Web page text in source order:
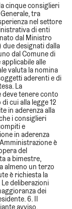
cinque consiglieri
tra
nel settore
di enti
dal Ministro
designati dalla
dal Comune di
alle
valuta la nomina
aderenti e di
La
tenere conto
cui alla legge 12
in aderenza alla
i consiglieri
e
in aderenza
è
del
a bimestre,
almeno un terzo
è richiesta la
deliberazioni
dei
6. Il
avviso,